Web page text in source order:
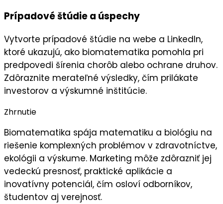
Prípadové štúdie a úspechy
Vytvorte prípadové štúdie na webe a LinkedIn,
ktoré ukazujú, ako biomatematika pomohla pri
predpovedi šírenia chorôb alebo ochrane druhov.
Zdôraznite merateľné výsledky, čím prilákate
investorov a výskumné inštitúcie.
Zhrnutie
Biomatematika spája matematiku a biológiu na
riešenie komplexných problémov v zdravotníctve,
ekológii a výskume. Marketing môže zdôrazniť jej
vedeckú presnosť, praktické aplikácie a
inovatívny potenciál, čím osloví odborníkov,
študentov aj verejnosť.